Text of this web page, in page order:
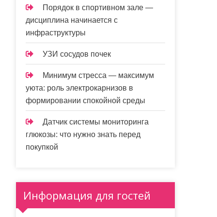
Порядок в спортивном зале —
дисциплина начинается с
инфраструктуры
УЗИ сосудов почек
Минимум стресса — максимум
уюта: роль электрокарнизов в
формировании спокойной среды
Датчик системы мониторинга
глюкозы: что нужно знать перед
покупкой
Информация для гостей